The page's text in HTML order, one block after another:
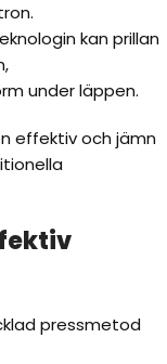
kan prillan
under läppen.
effektiv och jämn
pressmetod